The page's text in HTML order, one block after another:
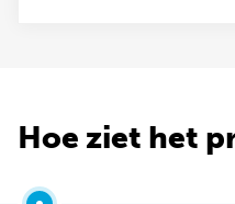
Hoe ziet het